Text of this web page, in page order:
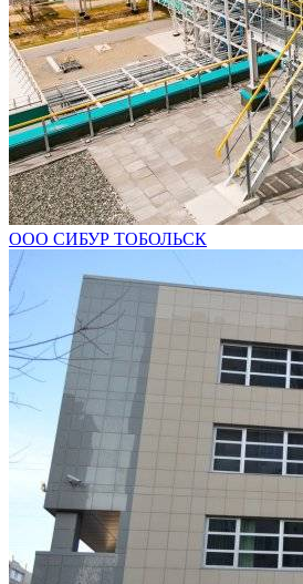
ООО СИБУР ТОБОЛЬСК